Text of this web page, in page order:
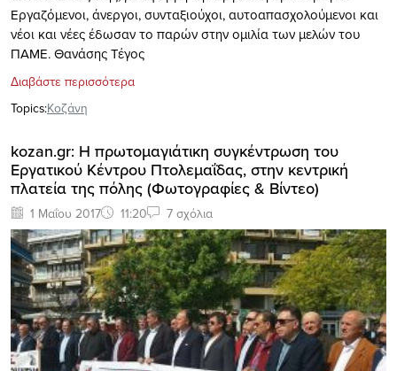
Εργαζόμενοι, άνεργοι, συνταξιούχοι, αυτοαπασχολούμενοι και
νέοι και νέες έδωσαν το παρών στην ομιλία των μελών του
ΠΑΜΕ. Θανάσης Τέγος
Διαβάστε περισσότερα
Topics:Κοζάνη
kozan.gr: Η πρωτομαγιάτικη συγκέντρωση του
Εργατικού Κέντρου Πτολεμαΐδας, στην κεντρική
πλατεία της πόλης (Φωτογραφίες & Βίντεο)
1 Μαΐου 2017 11:20 7 σχόλια